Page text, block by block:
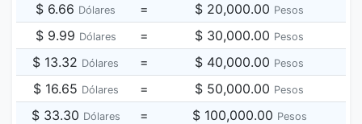
$ 6.66 Dólares = $ 20,000.00 Pesos
$ 9.99 Dólares = $ 30,000.00 Pesos
$ 13.32 Dólares = $ 40,000.00 Pesos
$ 16.65 Dólares = $ 50,000.00 Pesos
$ 33.30 Dólares = $ 100,000.00 Pesos